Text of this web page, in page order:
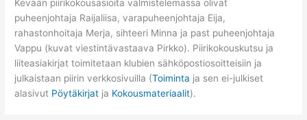
Kevään piirikokousasioita valmistelemassa olivat
puheenjohtaja Raijaliisa, varapuheenjohtaja Eija,
rahastonhoitaja Merja, sihteeri Minna ja past puheenjohtaja
Vappu (kuvat viestintävastaava Pirkko). Piirikokouskutsu ja
liiteasiakirjat toimitetaan klubien sähköpostiosoitteisiin ja
julkaistaan piirin verkkosivuilla (Toiminta ja sen ei-julkiset
alasivut Pöytäkirjat ja Kokousmateriaalit).